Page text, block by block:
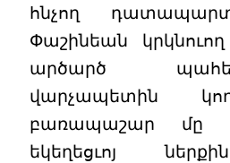
հնչող
Փաշինեան կրկնուող
արծարծ
վարչապետին
բառապաշար մը
եկեղեցւոյ